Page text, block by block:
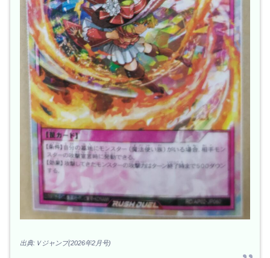
出典:Ｖジャンプ(2026年2月号)